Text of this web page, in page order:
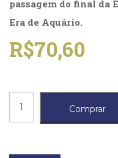
Gestalt-
terapia
(93)
LGBTQIA+
Literatura
passagem do final da
Era de Aquário.
R$70,60
Comprar